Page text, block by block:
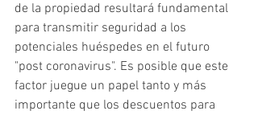
de la propiedad resultará fundamental
para transmitir seguridad a los
potenciales huéspedes en el futuro
"post coronavirus". Es posible que este
factor juegue un papel tanto y más
importante que los descuentos para